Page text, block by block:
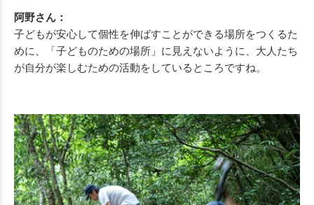
阿野さん：
子どもが安心して個性を伸ばすことができる場所をつくるた
めに、「子どものための場所」に見えないように、大人たち
が自分が楽しむための活動をしているところですね。